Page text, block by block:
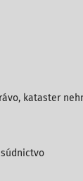
kataster